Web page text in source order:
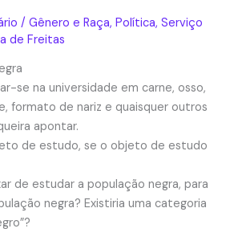
/Gênero e Raça,Política,Serviço
de Freitas
se na universidade em carne, osso,
formato de nariz e quaisquer outros
apontar.
de estudo, se o objeto de estudo
de estudar a população negra, para
negra? Existiria uma categoria